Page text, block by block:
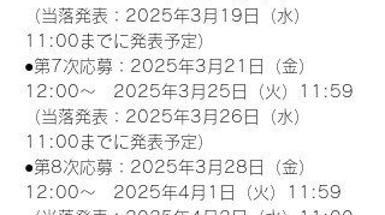
（当落発表：2025年3月19日（水）
11:00までに発表予定）
●第7次応募：2025年3月21日（金）
12:00～　2025年3月25日（火）11:59
（当落発表：2025年3月26日（水）
11:00までに発表予定）
●第8次応募：2025年3月28日（金）
12:00～　2025年4月1日（火）11:59